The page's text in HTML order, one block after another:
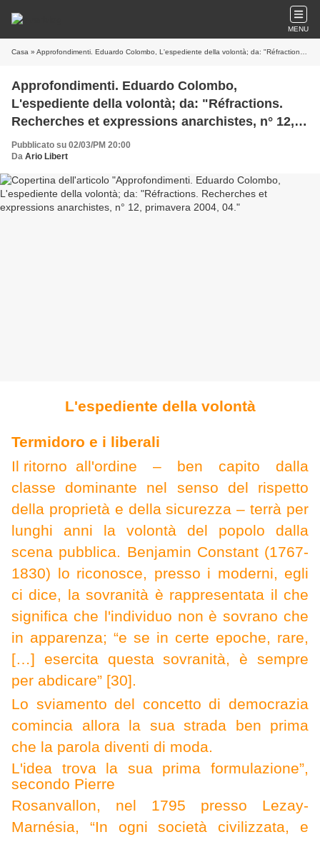
MENU
Casa » Approfondimenti. Eduardo Colombo, L'espediente della volontà; da: "Réfractions. Recherches et expressions anarchistes, n° 12, primavera 2004, 04.
Approfondimenti. Eduardo Colombo,
L'espediente della volontà; da: "Réfractions.
Recherches et expressions anarchistes, n° 12,
primavera 2004, 04.
Pubblicato su 02/03/PM 20:00
Da Ario Libert
L'espediente della volontà
Termidoro e i liberali
Il ritorno all'ordine – ben capito dalla
classe dominante nel senso del rispetto
della proprietà e della sicurezza – terrà per
lunghi anni la volontà del popolo dalla
scena pubblica. Benjamin Constant (1767-
1830) lo riconosce, presso i moderni, egli
ci dice, la sovranità è rappresentata il che
significa che l'individuo non è sovrano che
in apparenza; “e se in certe epoche, rare,
[…] esercita questa sovranità, è sempre
per abdicare” [30].
Lo sviamento del concetto di democrazia
comincia allora la sua strada ben prima
che la parola diventi di moda.
L'idea trova la sua prima formulazione”,
secondo Pierre
Rosanvallon, nel 1795 presso Lezay-
Marnésia, “In ogni società civilizzata, e